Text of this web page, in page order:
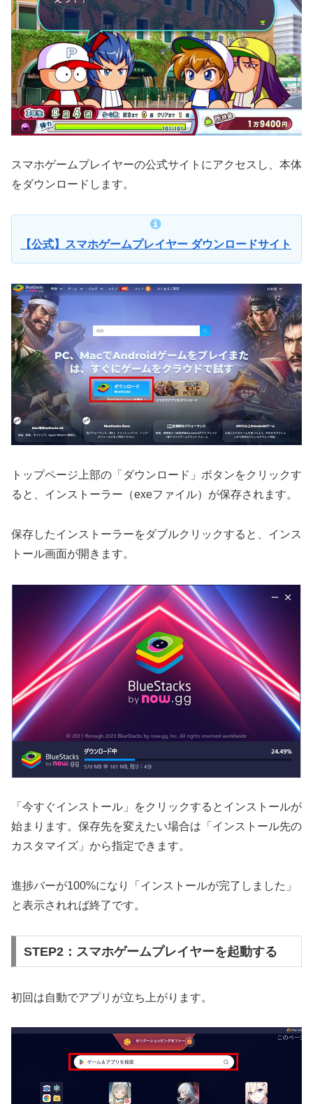
スマホゲームプレイヤーの公式サイトにアクセスし、本体
をダウンロードします。
【公式】スマホゲームプレイヤー ダウンロードサイト
トップページ上部の「ダウンロード」ボタンをクリックす
ると、インストーラー（exeファイル）が保存されます。
保存したインストーラーをダブルクリックすると、インス
トール画面が開きます。
「今すぐインストール」をクリックするとインストールが
始まります。保存先を変えたい場合は「インストール先の
カスタマイズ」から指定できます。
進捗バーが100%になり「インストールが完了しました」
と表示されれば終了です。
STEP2：スマホゲームプレイヤーを起動する
初回は自動でアプリが立ち上がります。